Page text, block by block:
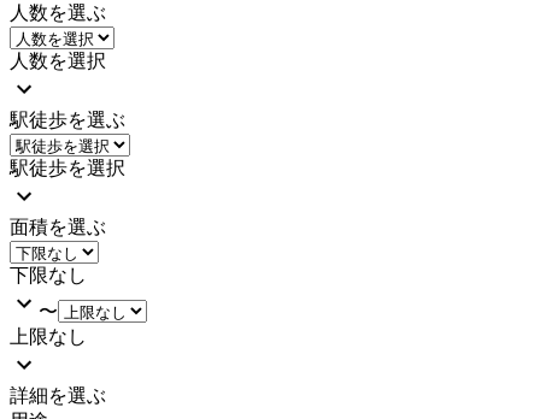
人数を選ぶ
人数を選択
駅徒歩を選ぶ
駅徒歩を選択
面積を選ぶ
下限なし
〜
上限なし
詳細を選ぶ